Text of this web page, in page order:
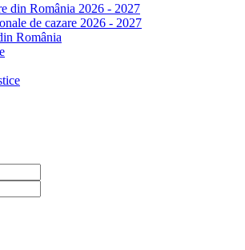
din România 2026 - 2027
de cazare 2026 - 2027
România